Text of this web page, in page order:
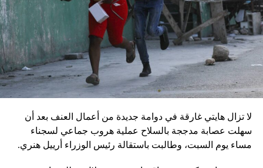
في السلطة.
إقليميّاً، أعلن الجيش البيلاروسي أنّه بدأ مناورة للتحقّق من درجة
استعداد قاذفات الأسلحة النووية التكتيكية، في حين أوضح أمين
مجلس الأمن البيلاروسي ألكسندر فولفوفيتش أنّ هذه المناورة
مرتبطة بإعلان موسكو عن مناورات نووية وستكون «متزامنة»
مع التدريبات الروسية، لافتاً إلى أنّ مناورة مينسك ستشمل على
في السياق، أشار رئيس أركان القوات المسلّحة البيلاروسية
الجنرال فيكتور غوليفيتش إلى أنّه «في إطار هذا الحدث، تمّت
لا تزال هايتي غارقة في دوامة جديدة من أعمال العنف بعد أن
سهلت عصابة مدججة بالسلاح عملية هروب جماعي لسجناء
مساء يوم السبت، وطالبت باستقالة رئيس الوزراء أرييل هنري.